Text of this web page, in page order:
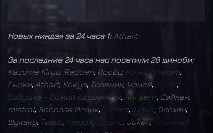
Новых ниндзя за 24 часа 1: Athart
За последние 24 часа нас посетили 28 шиноби:
Kazuma Kiryu, Raddan Исобу, Кими Anatom
Гьюки, Athart, Кокуо Травник, Чомей, DEFIX,
Бабушка - божий одуванчик, Ангаёпт, Сайкен,
mistral Ярослав Медик, orora Timur, Олехан,
Шукаку, Тварь HappY, l urio Joken, Красный